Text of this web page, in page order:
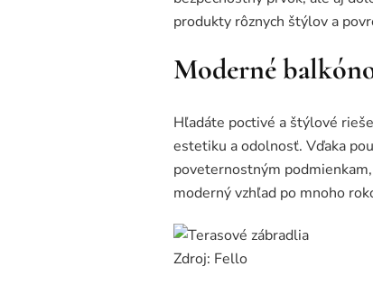
produkty rôznych štýlov a
Moderné
Hľadáte poctivé a štýlové
estetiku a odolnosť. Vďaka
poveternostným
moderný vzhľad po mnoho
Zdroj: Fello